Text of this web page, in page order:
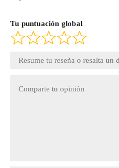
Tu puntuación global